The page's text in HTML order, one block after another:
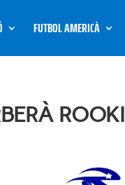
FUTBOL AMERICÀ